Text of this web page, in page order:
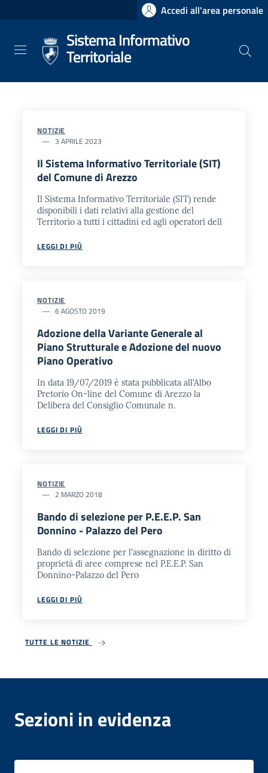
al
principale
Accedi all'area personale
Sistema Informativo
Territoriale
NOTIZIE
3 APRILE 2023
Il Sistema Informativo Territoriale (SIT)
del Comune di Arezzo
Il Sistema Informativo Territoriale (SIT) rende
disponibili i dati relativi alla gestione del
Territorio a tutti i cittadini ed agli operatori dell
LEGGI DI PIÙ
NOTIZIE
6 AGOSTO 2019
Adozione della Variante Generale al
Piano Strutturale e Adozione del nuovo
Piano Operativo
In data 19/07/2019 è stata pubblicata all'Albo
Pretorio On-line del Comune di Arezzo la
Delibera del Consiglio Comunale n.
LEGGI DI PIÙ
NOTIZIE
2 MARZO 2018
Bando di selezione per P.E.E.P. San
Donnino - Palazzo del Pero
Bando di selezione per l'assegnazione in diritto di
proprietà di aree comprese nel P.E.E.P. San
Donnino-Palazzo del Pero
LEGGI DI PIÙ
TUTTE LE NOTIZIE
Sezioni in evidenza